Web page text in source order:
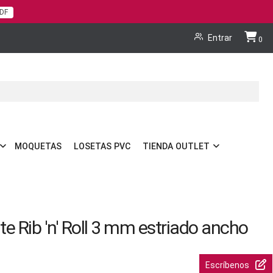
Entrar Cart
0
MOQUETAS LOSETAS PVC TIENDA OUTLET
Escríbenos
Rib 'n' Roll 3 mm estriado ancho